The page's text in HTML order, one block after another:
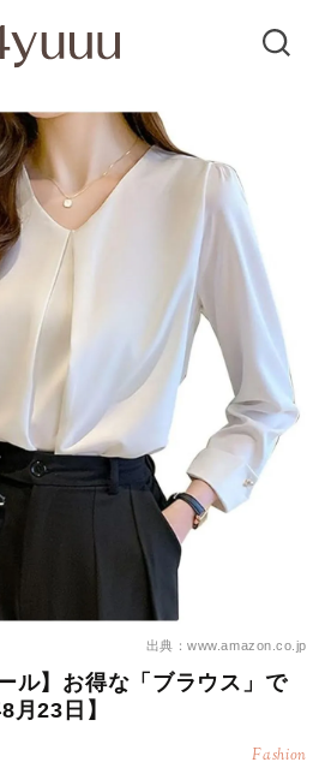
出典：www.amazon.co.jp
ル】お得な「ブラウス」で
月23日】
Fashion